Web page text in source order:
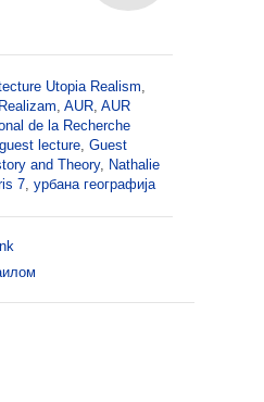
Utopia Realism,
, AUR, AUR
de la Recherche
guest lecture, Guest
and Theory, Nathalie
7, урбана географија